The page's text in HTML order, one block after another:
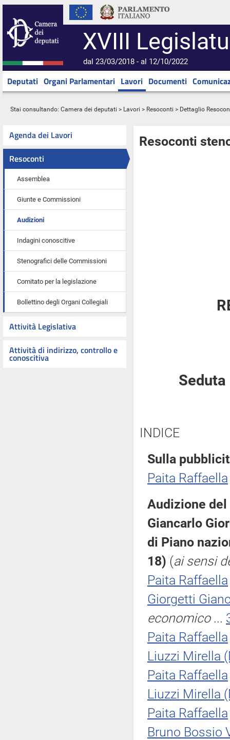
XVIII
dal 23/03/2018 - al 12/10/2022
Deputati Organi Parlamentari Lavori Documenti
Stai consultando: Camera dei deputati > Lavori > Resoconti > Dettaglio
Agenda dei Lavori
Resoconti
Assemblea
Giunte e Commissioni
Audizioni
Indagini conoscitive
Stenografici delle Commissioni
Comitato per la legislazione
Bollettino degli Organi Collegiali
Attività Legislativa
Attività di indirizzo, controllo e
conoscitiva
Resoconti
INDICE
Sulla
Paita Raffaella
Audizione
Giancarlo
di Piano
18) (ai sensi
Paita Raffaella
Giorgetti
economico...
Paita Raffaella
Liuzzi Mirella
Paita Raffaella
Liuzzi Mirella
Paita Raffaella
Bruno Bossio